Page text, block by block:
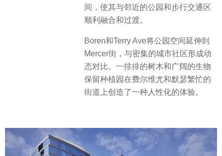
间，使其与邻近的公园和步行交通区
顺利融合和过渡。
Boren和Terry Ave将公园空间延伸到
Mercer街，与密集的城市社区形成动
态对比。一排排的树木和广阔的生物
保留种植园在费尔维尤和默瑟繁忙的
街道上创造了一种人性化的体验。